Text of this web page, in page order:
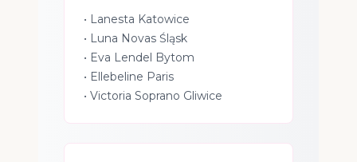
• Lanesta Katowice
• Luna Novas Śląsk
• Eva Lendel Bytom
• Ellebeline Paris
• Victoria Soprano Gliwice